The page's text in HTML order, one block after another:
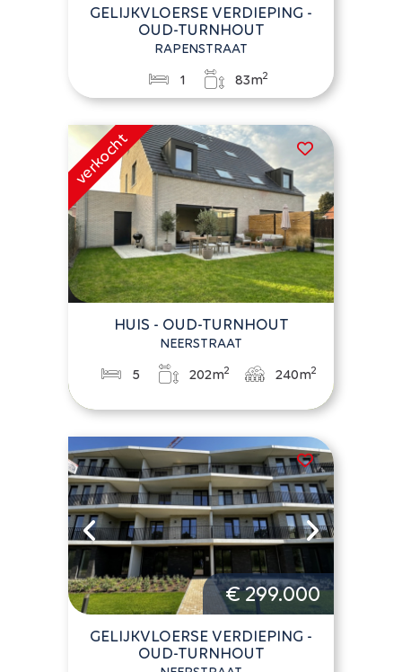
GELIJKVLOERSE VERDIEPING -
OUD-TURNHOUT
RAPENSTRAAT
1 83m2
HUIS - OUD-TURNHOUT
NEERSTRAAT
5 202m2 240m2
€ 299.000
GELIJKVLOERSE VERDIEPING -
OUD-TURNHOUT